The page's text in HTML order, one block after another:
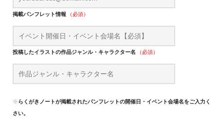
掲載パンフレット情報 （必須）
投稿したイラストの作品ジャンル・キャラクター名 （必須）
※ らくがきノートが掲載されたパンフレットの開催日・イベント会場名をご入力くだ
さい。